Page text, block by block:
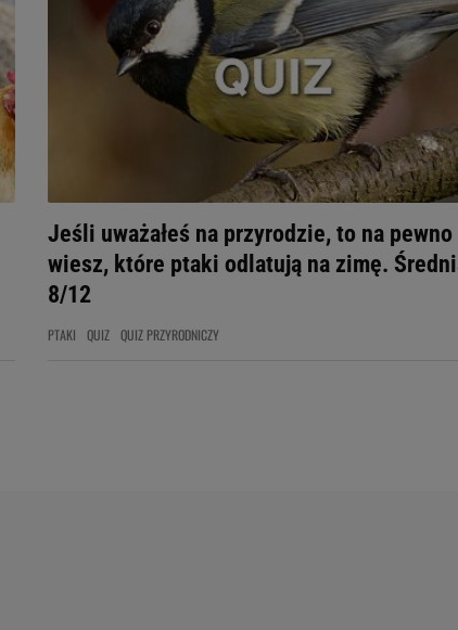
Jeśli uważałeś na przyrodzie, to na pewno
wiesz, które ptaki odlatują na zimę.
8/12
PTAKI QUIZ QUIZ PRZYRODNICZY